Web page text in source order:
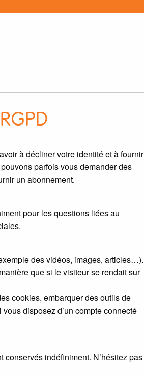
à décliner votre identité et à fournir
parfois vous demander des
un abonnement.
pour les questions liées au
des vidéos, images, articles…).
que si le visiteur se rendait sur
cookies, embarquer des outils de
disposez d’un compte connecté
indéfiniment. N’hésitez pas